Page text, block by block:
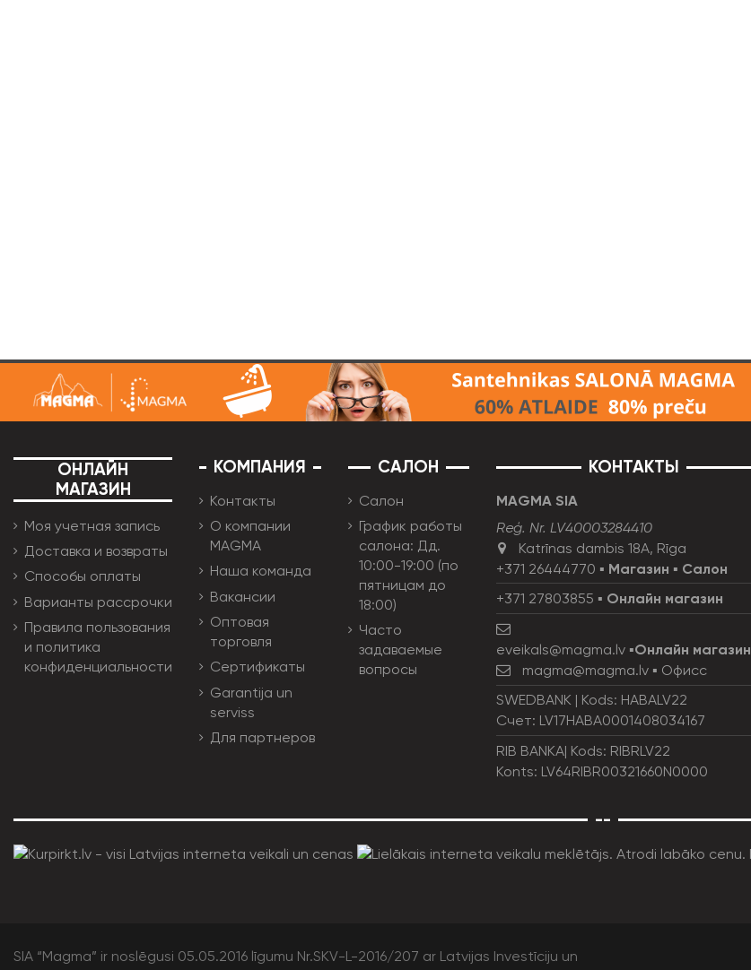
ОНЛАЙН
МАГАЗИН
Моя учетная запись
Доставка и возвраты
Способы оплаты
Варианты рассрочки
Правила пользования
и политика
конфиденциальности
КОМПАНИЯ
Контакты
О компании
MAGMA
Наша команда
Вакансии
Оптовая
торговля
Сертификаты
Garantija un
serviss
Для партнеров
САЛОН
Салон
График работы
салона: Дд.
10:00-19:00 (по
пятницам до
18:00)
Часто
задаваемые
вопросы
КОНТАКТЫ
MAGMA SIA
Reģ. Nr. LV40003284410
Katrīnas dambis 18A, Rīga
+371 26444770 ▪ Магазин ▪ Салон
+371 27803855 ▪ Онлайн магазин
eveikals@magma.lv ▪Онлайн магазин
magma@magma.lv▪ Офисс
SWEDBANK | Kods: HABALV22
Счет: LV17HABA0001408034167
RIB BANKA| Kods: RIBRLV22
Konts: LV64RIBR00321660N0000
--
SIA “Magma” ir noslēgusi 05.05.2016 līgumu Nr.SKV-L-2016/207 ar Latvijas Investīciju un